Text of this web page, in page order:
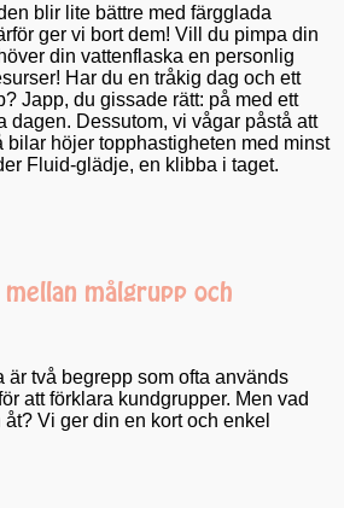
blir lite bättre med färgglada
ger vi bort dem! Vill du pimpa din
din vattenflaska en personlig
Har du en tråkig dag och ett
Japp, du gissade rätt: på med ett
dagen. Dessutom, vi vågar påstå att
bilar höjer topphastigheten med minst
Fluid-glädje, en klibba i taget.
målgrupp och
är två begrepp som ofta används
att förklara kundgrupper. Men vad
Vi ger din en kort och enkel